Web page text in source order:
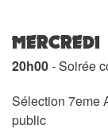
20h00- Soirée
Sélection 7eme
public